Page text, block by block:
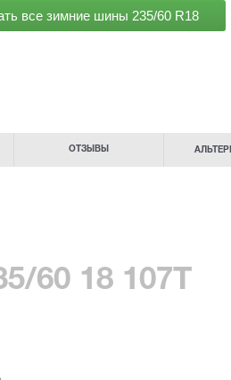
все зимние шины 235/60 R18
ОТЗЫВЫ
60 18 107T